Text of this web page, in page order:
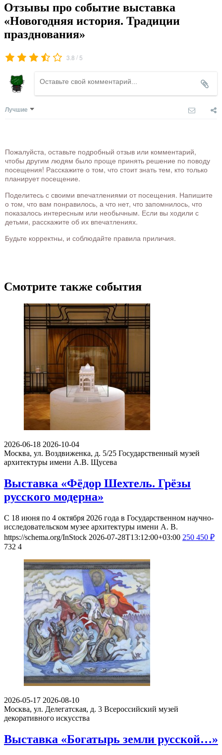
Отзывы про событие выставка
«Новогодняя история. Традиции
празднования»
3.8 / 5
Лучшие
Пожалуйста, оставьте подробный отзыв или комментарий,
чтобы другим людям было проще принять решение по поводу
посещения! Расскажите о том, что стоит знать тем, кто только
планирует посещение.
Поделитесь с своими впечатлениями от посещения. Напишите
о том, что вам понравилось, а что нет, что запомнилось, что
показалось интересным или необычным. Если вы ходили с
детьми, расскажите об их впечатлениях.
Будьте корректны, и соблюдайте правила приличия.
Смотрите также события
2026-06-18 2026-10-04
Москва, ул. Воздвиженка, д. 5/25 Государственный музей
архитектуры имени А.В. Щусева
Выставка «Фёдор Шехтель. Грёзы
русского модерна»
С 18 июня по 4 октября 2026 года в Государственном научно-
исследовательском музее архитектуры имени А. В.
https://schema.org/InStock 2026-07-28T13:12:00+03:00 250 450 ₽
732 4
2026-05-17 2026-08-10
Москва, ул. Делегатская, д. 3 Всероссийский музей
декоративного искусства
Выставка «Богатырь земли русской…»